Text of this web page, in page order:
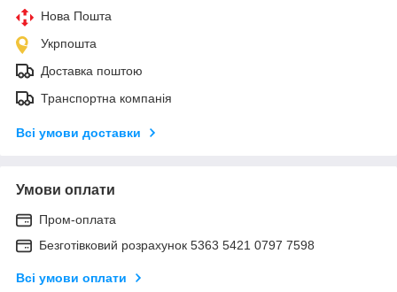
Нова Пошта
Укрпошта
Доставка поштою
Транспортна компанія
Всі умови доставки
Умови оплати
Пром-оплата
Безготівковий розрахунок 5363 5421 0797 7598
Всі умови оплати